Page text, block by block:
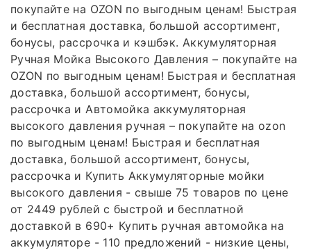
покупайте на OZON по выгодным ценам! Быстрая
и бесплатная доставка, большой ассортимент,
бонусы, рассрочка и кэшбэк. Аккумуляторная
Ручная Мойка Высокого Давления – покупайте на
OZON по выгодным ценам! Быстрая и бесплатная
доставка, большой ассортимент, бонусы,
рассрочка и Автомойка аккумуляторная
высокого давления ручная – покупайте на ozon
по выгодным ценам! Быстрая и бесплатная
доставка, большой ассортимент, бонусы,
рассрочка и Купить Аккумуляторные мойки
высокого давления - свыше 75 товаров по цене
от 2449 рублей с быстрой и бесплатной
доставкой в 690+ Купить ручная автомойка на
аккумуляторе - 110 предложений - низкие цены,